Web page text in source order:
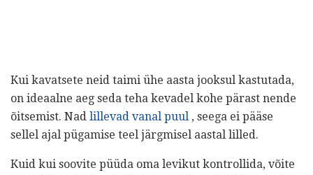
Kui kavatsete neid taimi ühe aasta jooksul kastutada,
on ideaalne aeg seda teha kevadel kohe pärast nende
õitsemist. Nad lillevad vanal puul , seega ei pääse
sellel ajal pügamise teel järgmisel aastal lilled.
Kuid kui soovite püüda oma levikut kontrollida, võite